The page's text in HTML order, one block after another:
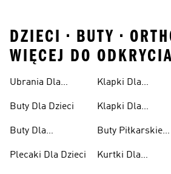
DZIECI • BUTY •
WIĘCEJ DO ODKRYCIA
Ubrania Dla
Buty Dla Dzieci
Buty Dla
Plecaki Dla Dzieci
Klapki Dla
Klapki Dla
Buty Piłkarskie
Kurtki Dla